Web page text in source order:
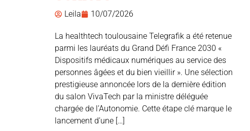
Leila 10/07/2026
La healthtech toulousaine Telegrafik a été retenue
parmi les lauréats du Grand Défi France 2030 «
Dispositifs médicaux numériques au service des
personnes âgées et du bien vieillir ». Une sélection
prestigieuse annoncée lors de la dernière édition
du salon VivaTech par la ministre déléguée
chargée de l’Autonomie. Cette étape clé marque le
lancement d’une […]